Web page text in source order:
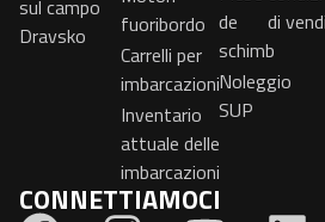
sul campo
Dravsko
fuoribordo
Carrelli per
imbarcazioni
Inventario
attuale delle
imbarcazioni
de
schimb
Noleggio
SUP
di
CONNETTIAMOCI